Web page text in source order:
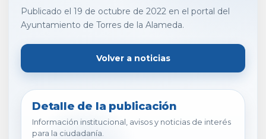
Publicado el 19 de octubre de 2022 en el portal del
Ayuntamiento de Torres de la Alameda.
Volver a noticias
Detalle de la publicación
Información institucional, avisos y noticias de interés
para la ciudadanía.